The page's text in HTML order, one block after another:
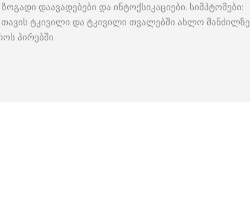
დაავადებები და ინტოქსიკაციები. სიმპტომები:
ტკივილი და ტკივილი თვალებში ახლო მანძილზე
პირებში